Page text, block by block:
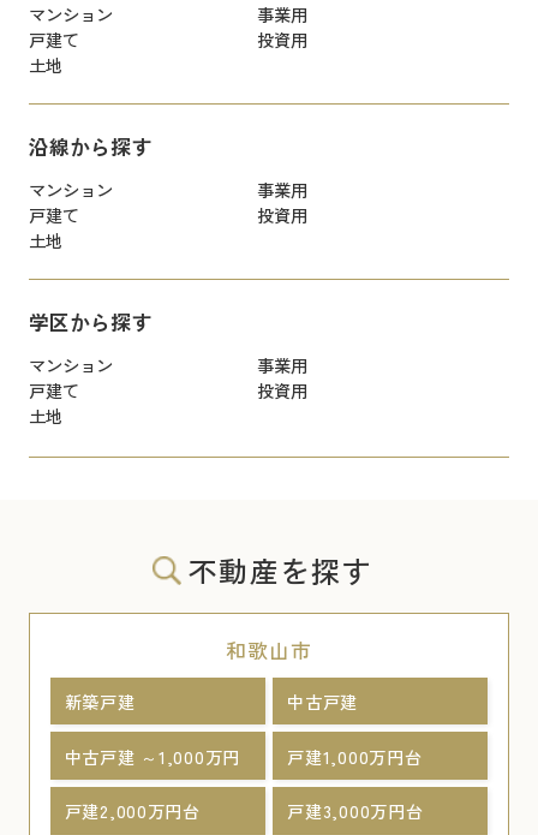
マンション
事業用
戸建て
投資用
土地
沿線から探す
マンション
事業用
戸建て
投資用
土地
学区から探す
マンション
事業用
戸建て
投資用
土地
不動産を探す
和歌山市
新築戸建 中古戸建
中古戸建 ～1,000万円 戸建1,000万円台
戸建2,000万円台 戸建3,000万円台